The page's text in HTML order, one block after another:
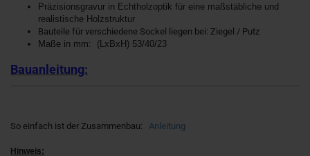
Präzisionsgravur in Echtholzoptik für eine maßstäbliche und
realistische Holzstruktur
Bauteile für verschiedene Sockel liegen bei: Ziegel / Putz
Maße in mm: (LxBxH) 53/40/23
Bauanleitung:
So einfach ist der Zusammenbau: Anleitung
Hinweis: